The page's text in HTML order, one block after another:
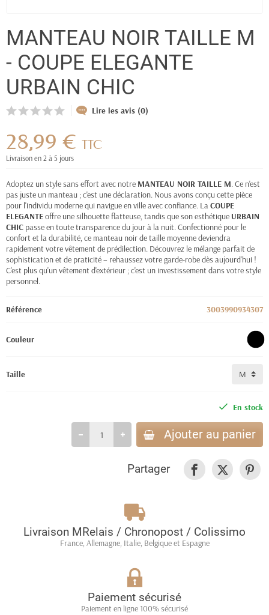
MANTEAU NOIR TAILLE M
- COUPE ELEGANTE
URBAIN CHIC
Lire les avis (0)
28,99 € TTC
Livraison en 2 à 5 jours
Adoptez un style sans effort avec notre MANTEAU NOIR TAILLE M. Ce n'est
pas juste un manteau ; c'est une déclaration. Nous avons conçu cette pièce
pour l'individu moderne qui navigue en ville avec confiance. LaCOUPE
ELEGANTEoffre une silhouette flatteuse, tandis que son esthétique URBAIN
CHIC passe en toute transparence du jour à la nuit. Confectionné pour le
confort et la durabilité, ce manteau noir de taille moyenne deviendra
rapidement votre vêtement de prédilection. Découvrez le mélange parfait de
sophistication et de praticité – rehaussez votre garde-robe dès aujourd'hui !
C'est plus qu'un vêtement d'extérieur ; c'est un investissement dans votre style
personnel.
Référence 3003990934307
Couleur
Taille
En stock
Ajouter au panier
Partager
Livraison MRelais / Chronopost / Colissimo
France, Allemagne, Italie, Belgique et Espagne
Paiement sécurisé
Paiement en ligne 100% sécurisé